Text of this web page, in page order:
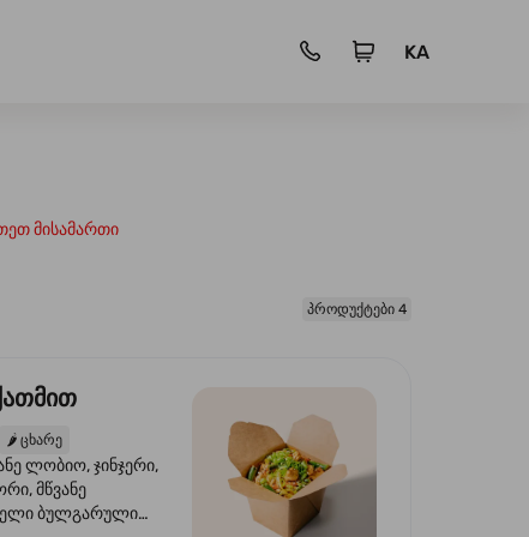
KA
მისამართი
პროდუქტები 4
🌶️ ცხარე
ლობიო, ჯინჯერი,
მწვანე
ბულგარული